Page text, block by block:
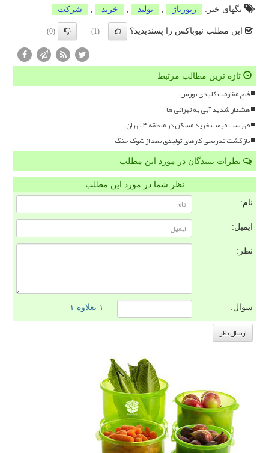
تگهای خبر:
رپورتاژ تولید خرید شركت
این مطلب نیوباکس را پسندیدید؟ (1)
(0)
تازه ترین مطالب مرتبط
فتح مقاومت کلیدی بورس
هشدار شدید آبی به تهرانی ها
فهرست قیمت خرید مسکن در منطقه ۴ تهران
بازگشت تدریجی کارهای تولیدی بعد از شوک جنگ
نظرات بینندگان در مورد این مطلب
نظر شما در مورد این مطلب
نام:
ایمیل:
نظر:
سوال: = ۱ بعلاوه ۱